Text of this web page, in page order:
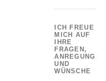
ICH FREUE
MICH AUF
IHRE
FRAGEN,
ANREGUNGEN
UND
WÜNSCHE